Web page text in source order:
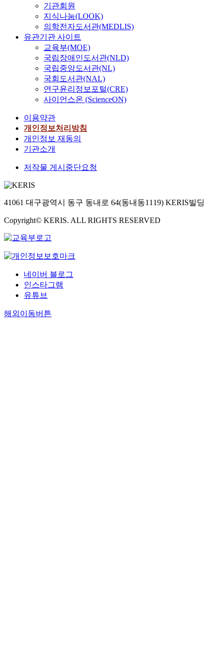
기관회원
지식나눔(LOOK)
의학전자도서관(MEDLIS)
유관기관 사이트
교육부(MOE)
국립장애인도서관(NLD)
국립중앙도서관(NL)
국회도서관(NAL)
연구윤리정보포털(CRE)
사이언스온 (ScienceON)
이용약관
개인정보처리방침
개인정보 재동의
기관소개
저작물 게시중단요청
41061 대구광역시 동구 동내로 64(동내동1119) KERIS빌딩
Copyright© KERIS. ALL RIGHTS RESERVED
네이버 블로그
인스타그램
유튜브
해외이동버튼